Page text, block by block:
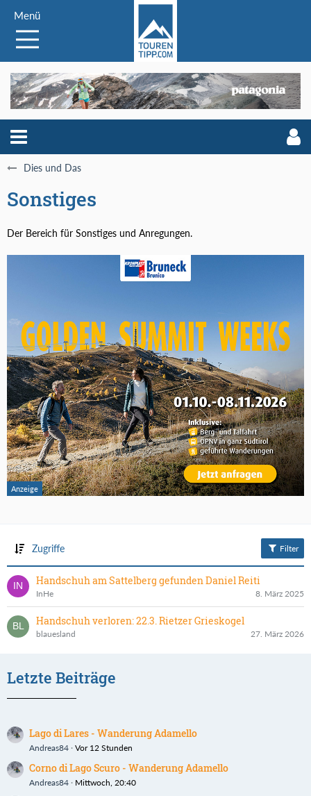
Menü
Dies und Das
Sonstiges
Der Bereich für Sonstiges und Anregungen.
Zugriffe Filter
Handschuh am Sattelberg gefunden Daniel Reiti
InHe 8. März 2025
Handschuh verloren: 22.3. Rietzer Grieskogel
blauesland 27. März 2026
Letzte Beiträge
Lago di Lares - Wanderung Adamello
Andreas84 Vor 12 Stunden
Corno di Lago Scuro - Wanderung Adamello
Andreas84 Mittwoch, 20:40